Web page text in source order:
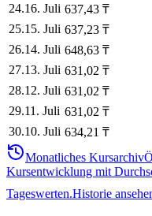
24.16. Juli 637,43 ₸
25.15. Juli 637,23 ₸
26.14. Juli 648,63 ₸
27.13. Juli 631,02 ₸
28.12. Juli 631,02 ₸
29.11. Juli 631,02 ₸
30.10. Juli 634,21 ₸
Monatliches Kursarchiv
Kursentwicklung mit
Tageswerten.Historie